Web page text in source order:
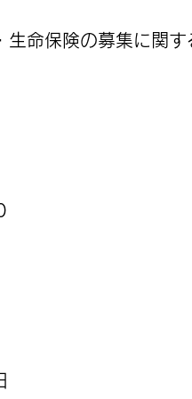
生命保険の募集に関す